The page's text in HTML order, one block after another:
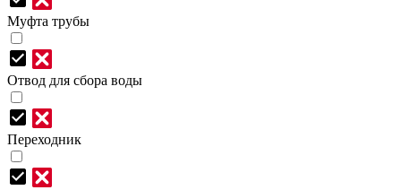
Муфта трубы
Отвод для сбора воды
Переходник